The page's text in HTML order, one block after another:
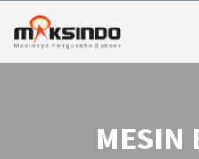
MESIN